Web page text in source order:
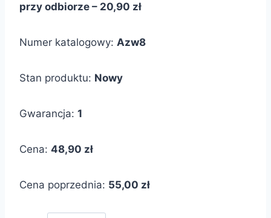
przy odbiorze – 20,90 zł
Numer katalogowy: Azw8
Stan produktu: Nowy
Gwarancja: 1
Cena: 48,90 zł
Cena poprzednia: 55,00 zł